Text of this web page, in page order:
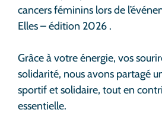
cancers féminins lors de
Elles – édition 2026 .
Grâce à votre énergie, vos
solidarité, nous avons partagé
sportif et solidaire, tout en
essentielle.